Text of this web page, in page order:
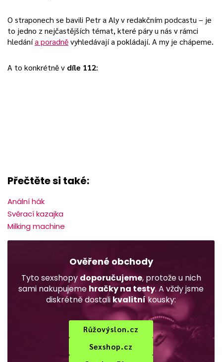
O straponech se bavili Petr a Aly v redakčním podcastu – je
to jedno z nejčastějších témat, které páry u nás v rámci
hledánía poradněvyhledávají a pokládají. A my je chápeme.
A to konkrétně v díle 112:
Přečtěte si také:
Anální hák
Svěrací kazajka
Milking machine
Ověřené obchody
Tyto sexshopy doporučujeme, protože u nich
sami nakupujeme hračky na testy. A vždy jsme
diskrétně dostali kvalitníkousky:
Růžovýslon.cz
Sexshop.cz